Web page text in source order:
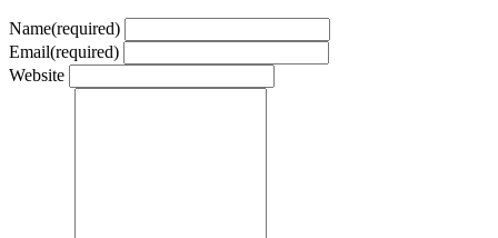
Name(required)
Email(required)
Website